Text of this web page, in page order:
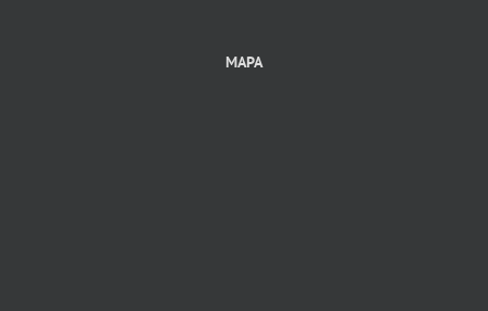
MAPA